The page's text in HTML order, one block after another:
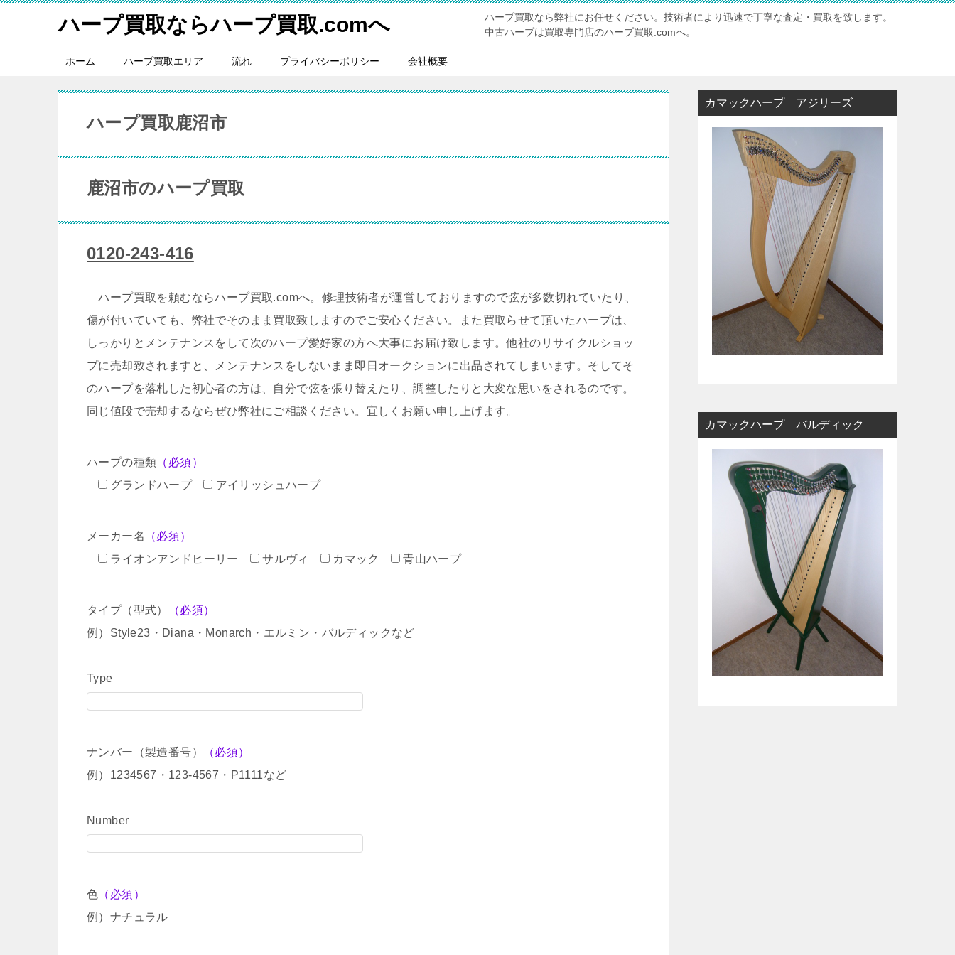
ハープ買取ならハープ買取.comへ
ハープ買取なら弊社にお任せください。技術者により迅速で丁寧な査定・買取を致します。
中古ハープは買取専門店のハープ買取.comへ。
ホーム ハープ買取エリア 流れ プライバシーポリシー 会社概要
ハープ買取鹿沼市
鹿沼市のハープ買取
0120-243-416
ハープ買取を頼むならハープ買取.comへ。修理技術者が運営しておりますので弦が多数切れていたり、
傷が付いていても、弊社でそのまま買取致しますのでご安心ください。また買取らせて頂いたハープは、
しっかりとメンテナンスをして次のハープ愛好家の方へ大事にお届け致します。他社のリサイクルショッ
プに売却致されますと、メンテナンスをしないまま即日オークションに出品されてしまいます。そしてそ
のハープを落札した初心者の方は、自分で弦を張り替えたり、調整したりと大変な思いをされるのです。
同じ値段で売却するならぜひ弊社にご相談ください。宜しくお願い申し上げます。
ハープの種類 （必須）
グランドハープ
アイリッシュハープ
メーカー名
（必須）
ライオンアンドヒーリー
サルヴィ カマック 青山ハープ
タイプ（型式）
（必須）
例）Style23・Diana・Monarch・エルミン・バルディックなど
Type
ナンバー（製造番号）
（必須）
例）1234567・123-4567・P1111など
Number
色 （必須）
例）ナチュラル
カマックハープ アジリーズ
カマックハープ バルディック